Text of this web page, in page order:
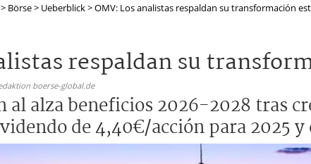
> Börse> Ueberblick>OMV: Los analistas respaldan su transformación
respaldan su
boerse-global.de
al alza beneficios 2026-2028 tras
de 4,40€/acción para 2025